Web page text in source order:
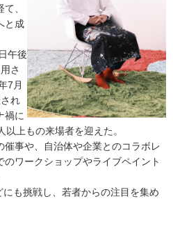
、
と成
午後
さ
7月
れ
禍に
上もの来場者を迎えた。
事や、自治体や企業とのコラボレ
ワークショップやライブペイント
も挑戦し、若者からの注目を集め